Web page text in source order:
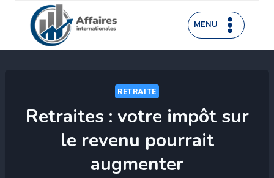
contenu
MENU
RETRAITE
Retraites : votre impôt sur
le revenu pourrait
augmenter